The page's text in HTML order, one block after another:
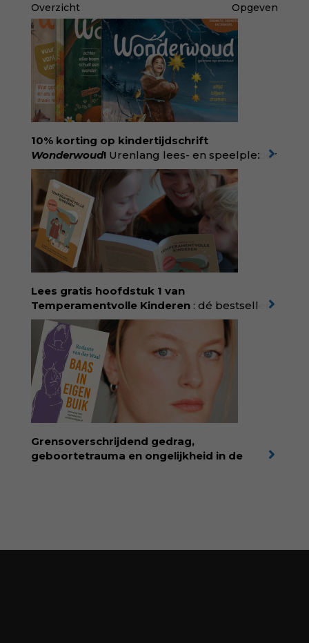
Overzicht Opgeven
10% korting op kindertijdschrift
Wonderwoud! Urenlang lees- en speelplezier
voor dromers, doeners en denkers.
Wonderwoud is het ambachtelijk gemaakte
antwoord op alle snelle gooimaarweg-
boekjes en hapsnap-filmpjes. Het mooiste
kindertijdschrift van Nederland; met liefde en
kunde voor taal, beeld en tekeningen die
spat van elke pagina. Dat vóel je. Dat voelt je
kind. Abonneer via
wonderwoud.nl/abonneren**
korting met code:
KIIND10
Lees gratis hoofdstuk 1 van
Temperamentvolle Kinderen : dé bestseller
van pedagoog Eva Bronsveld. In het boek
Temperamentvolle kinderen vind je 25 jaar
aan kennis en ervaring. Met ruim 50.000
verkochte exemplaren met recht een
bestseller, waarmee Eva veel gezinnen heeft
kunnen helpen. Ze schrijft met een
liefdevolle kijk op kinderen en veel begrip
voor ouders. Download het hoofdstuk gratis
via:
evabronsveld.plugandpay.nl/r?
id=ZcYxEBJH
Grensoverschrijdend gedrag,
geboortetrauma en ongelijkheid in de